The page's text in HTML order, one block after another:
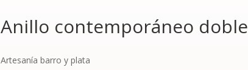
Anillo contemporáneo doble
Artesanía barro y plata